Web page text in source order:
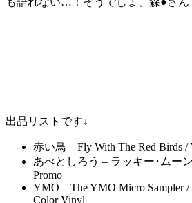
出品リストです↓
赤い鳥 – Fly With The Red Birds /
あべとしろう – ラッキー･ムー
Promo
YMO – The YMO Micro Sampler /
Color Vinyl